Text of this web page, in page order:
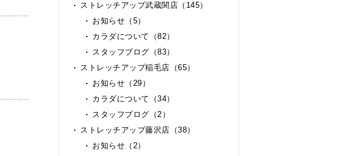
ストレッチアップ武蔵関店（145）
お知らせ（5）
カラダについて（82）
スタッフブログ（83）
ストレッチアップ稲毛店（65）
お知らせ（29）
カラダについて（34）
スタッフブログ（2）
ストレッチアップ藤沢店（38）
お知らせ（2）